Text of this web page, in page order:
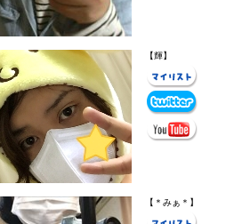
【輝】
【＊みぁ＊】